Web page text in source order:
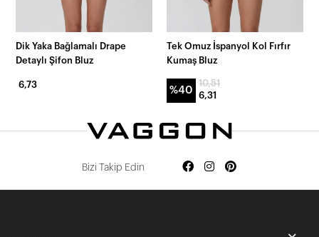
Dik Yaka Bağlamalı Drape
Detaylı Şifon Bluz
6,73
Tek Omuz İspanyol Kol Fırfır
Kumaş Bluz
%40
10,51
6,31
Bizi Takip Edin